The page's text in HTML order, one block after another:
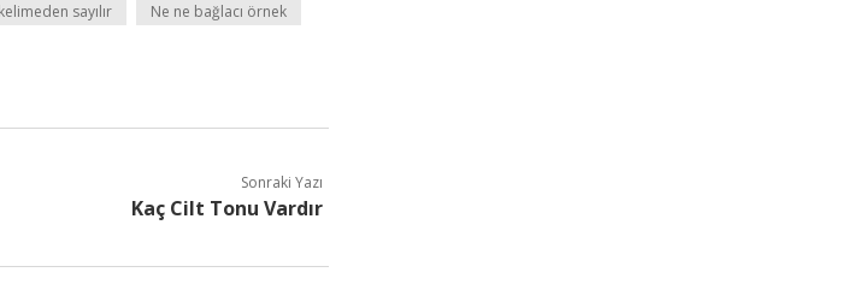
sayılır Ne ne bağlacı örnek
Sonraki Yazı
Kaç Cilt Tonu Vardır